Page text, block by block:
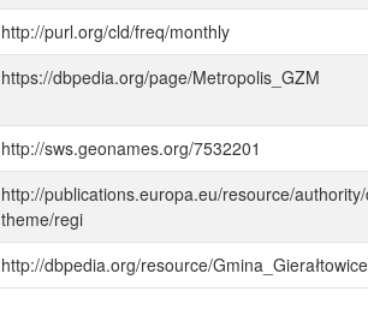
http://purl.org/cld/freq/monthly
https://dbpedia.org/page/Metropolis_GZM
http://sws.geonames.org/7532201
http://publications.europa.eu/resource/
theme/regi
http://dbpedia.org/resource/Gmina_Gierałtowice